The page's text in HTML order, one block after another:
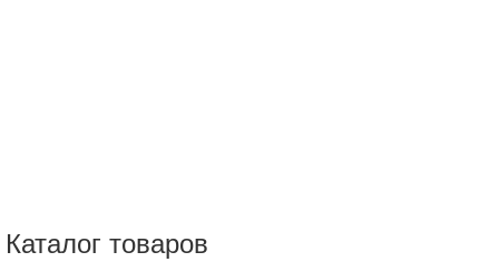
Каталог товаров